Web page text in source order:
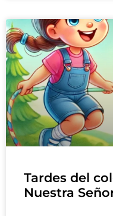
Tardes del
Nuestra